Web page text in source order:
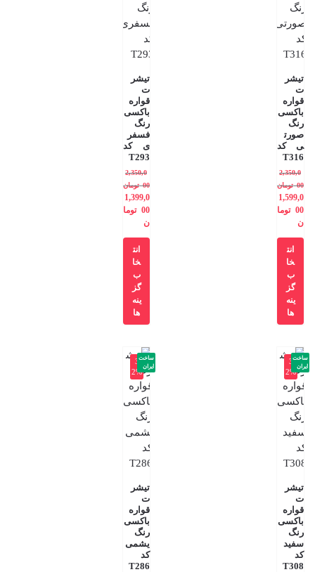
تیشر
ت
قواره
باکسی
رنگ
صورت
ی کد
T316
2,350,0
00 تومان
1,599,0
00 توما
ن
انت
خا
ب
گز
ینه
ها
تیشر
ت
قواره
باکسی
رنگ
فسفر
ی کد
T293
2,350,0
00 تومان
1,399,0
00 توما
ن
انت
خا
ب
گز
ینه
ها
-3
2%
تیشر
ت
قواره
باکسی
رنگ
سفید
کد
T308
ساخت
ایران
-3
2%
تیشر
ت
قواره
باکسی
رنگ
یشمی
کد
T286
ساخت
ایران